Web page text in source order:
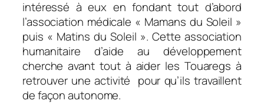
intéressé à eux en fondant tout d’abord
l’association médicale « Mamans du Soleil »
puis « Matins du Soleil ». Cette association
humanitaire d’aide au développement
cherche avant tout à aider les Touaregs à
retrouver une activité pour qu’ils travaillent
de façon autonome.